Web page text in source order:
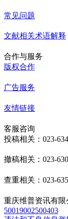
常见问题
文献相关术语解释
合作与服务
版权合作
广告服务
友情链接
客服咨询
投稿相关：023-
撤稿相关：023-
查重相关：023-
重庆维普资讯有限
50019002500403